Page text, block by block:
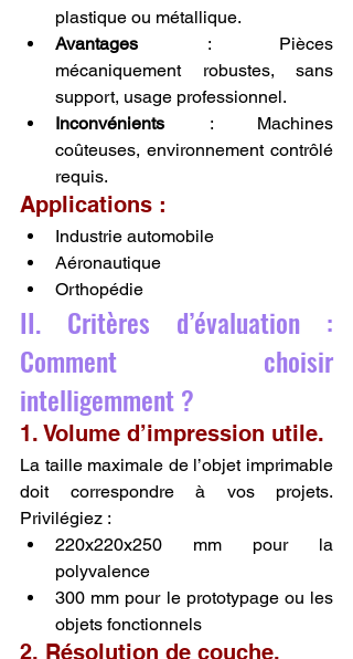
plastique ou métallique.
Avantages : Pièces
mécaniquement robustes, sans
support, usage professionnel.
Inconvénients : Machines
coûteuses, environnement contrôlé
requis.
Applications :
Industrie automobile
Aéronautique
Orthopédie
II. Critères d’évaluation :
Comment choisir
intelligemment ?
1. Volume d’impression utile.
La taille maximale de l’objet imprimable
doit correspondre à vos projets.
Privilégiez :
220x220x250 mm pour la
polyvalence
300 mm pour le prototypage ou les
objets fonctionnels
2. Résolution de couche.